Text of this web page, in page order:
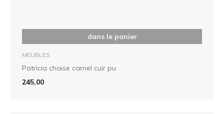
dans le panier
MEUBLES
Patricia chaise camel cuir pu
245,00